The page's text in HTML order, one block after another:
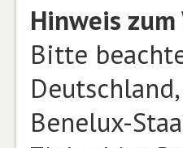
Hinweis
Bitte
Benelux-